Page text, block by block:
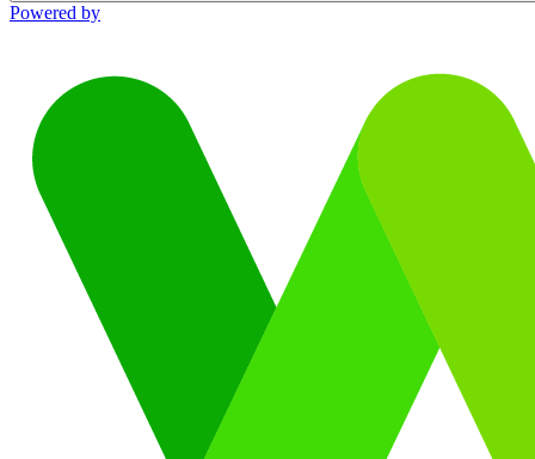
Powered by